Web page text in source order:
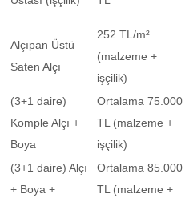
Alçıpan Üstü
Saten Alçı
252 TL/m²
(malzeme +
işçilik)
(3+1 daire)
Komple Alçı +
Boya
Ortalama 75.000
TL (malzeme +
işçilik)
(3+1 daire) Alçı
+ Boya +
Ortalama 85.000
TL (malzeme +